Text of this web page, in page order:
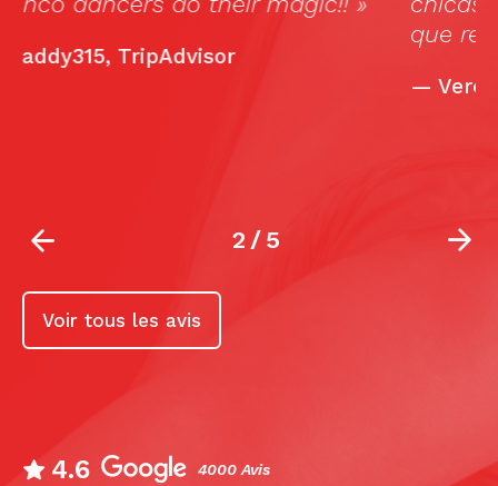
2/5
Voir tous les avis
4.6 4000 Avis